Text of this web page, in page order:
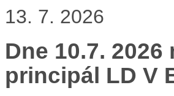
13. 7. 2026
Dne 10.7.
principál LD V